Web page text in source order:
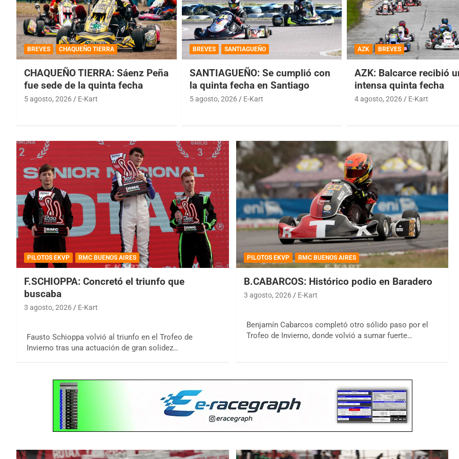
BREVES CHAQUEÑO TIERRA
CHAQUEÑO TIERRA: Sáenz Peña
fue sede de la quinta fecha
5 agosto, 2026 E-Kart
BREVES SANTIAGUEÑO
SANTIAGUEÑO: Se cumplió con
la quinta fecha en Santiago
5 agosto, 2026 E-Kart
AZK BREVES
AZK: Balcarce recibió
intensa quinta fecha
4 agosto, 2026 E-Kart
PILOTOS EKVP RMC BUENOS AIRES
F.SCHIOPPA: Concretó el triunfo que
buscaba
3 agosto, 2026 E-Kart
Fausto Schioppa volvió al triunfo en el Trofeo de
Invierno tras una actuación de gran solidez…
PILOTOS EKVP RMC BUENOS AIRES
B.CABARCOS: Histórico podio en Baradero
3 agosto, 2026 E-Kart
Benjamín Cabarcos completó otro sólido paso por el
Trofeo de Invierno, donde volvió a sumar fuerte…